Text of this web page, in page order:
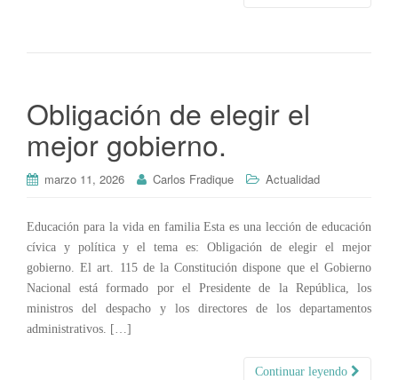
Obligación de elegir el
mejor gobierno.
marzo 11, 2026 Carlos Fradique Actualidad
Educación para la vida en familia Esta es una lección de educación
cívica y política y el tema es: Obligación de elegir el mejor
gobierno. El art. 115 de la Constitución dispone que el Gobierno
Nacional está formado por el Presidente de la República, los
ministros del despacho y los directores de los departamentos
administrativos. […]
Continuar leyendo